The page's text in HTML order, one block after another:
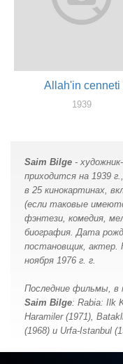
Allah'in cenneti
1939
Saim Bilge -
приходится на 1939
в 25 кинокартинах,
(если таковые
фэнтези, комедия,
биография. Дата
постановщик, актер.
ноября 1976 г. г.
Последние фильмы, в
Saim Bilge: Rabia: Ilk
Haramiler (1971),
(1968) и Urfa-Istanbul